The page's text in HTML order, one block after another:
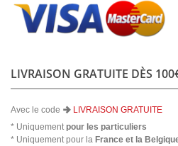
LIVRAISON GRATUITE DÈS
Avec le code
LIVRAISON GRATUITE
* Uniquementpour les particuliers
* Uniquement pour la France et la